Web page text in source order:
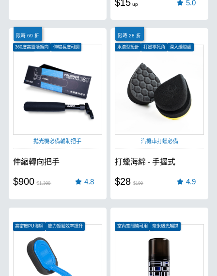
$15 5.0
限時 69 折
360度高靈活轉向
伸縮長度可調
拋光機必備輔助把手
伸縮轉向把手
$900 $1,300 4.8
限時 28 折
水滴型設計 打蠟零死角 深入縫隙處
汽機車打蠟必備
打蠟海綿 - 手握式
$28 $100 4.9
高密度PU海綿
施力輕鬆效率提升
室內空間皆可用
奈米級光觸媒